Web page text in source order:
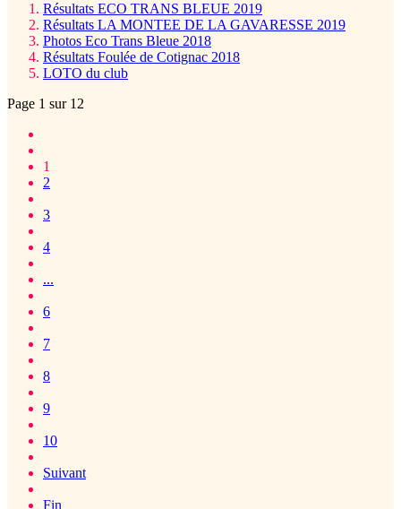
Résultats ECO TRANS BLEUE 2019
Résultats LA MONTEE DE LA GAVARESSE 2019
Photos Eco Trans Bleue 2018
Résultats Foulée de Cotignac 2018
LOTO du club
Page 1 sur 12
1
2
3
4
...
6
7
8
9
10
Suivant
Fin